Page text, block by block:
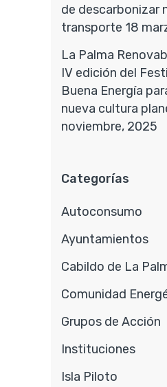
de descarbonizar
transporte 18
La Palma
IV edición del
Buena Energía
nueva cultura
noviembre, 2025
Categorías
Autoconsumo
Ayuntamientos
Cabildo de La
Comunidad
Grupos de Acción
Instituciones
Isla Piloto